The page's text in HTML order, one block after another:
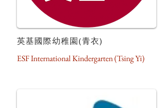
英基國際幼稚園(青衣)
ESF International Kindergarten (Tsing Yi)